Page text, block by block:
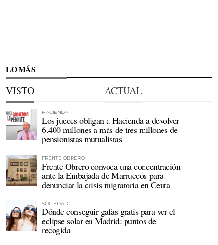
LO MÁS
VISTO ACTUAL
HACIENDA
Los jueces obligan a Hacienda a devolver
6.400 millones a más de tres millones de
pensionistas mutualistas
FRENTE OBRERO
Frente Obrero convoca una concentración
ante la Embajada de Marruecos para
denunciar la crisis migratoria en Ceuta
SOCIEDAD
Dónde conseguir gafas gratis para ver el
eclipse solar en Madrid: puntos de
recogida